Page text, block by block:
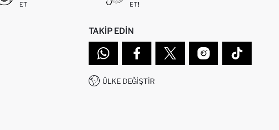
ET
ET!
TAKIP EDIN
ÜLKE DEĞIŞTIR